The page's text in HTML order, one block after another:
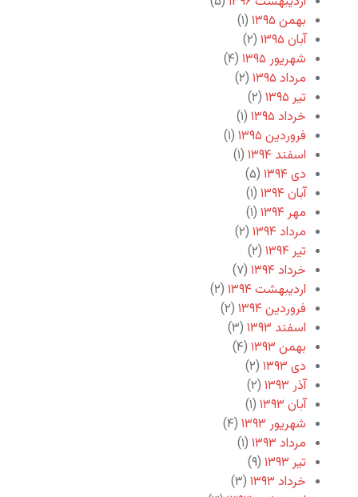
بهمن ۱۳۹۵
(۱)
آبان ۱۳۹۵
(۲)
شهریور ۱۳۹۵
(۴)
مرداد ۱۳۹۵
(۲)
تیر ۱۳۹۵
(۲)
خرداد ۱۳۹۵
(۱)
فروردین ۱۳۹۵
(۱)
اسفند ۱۳۹۴
(۱)
دی ۱۳۹۴
(۵)
آبان ۱۳۹۴
(۱)
مهر ۱۳۹۴
(۱)
مرداد ۱۳۹۴
(۲)
تیر ۱۳۹۴
(۲)
خرداد ۱۳۹۴
(۷)
اردیبهشت ۱۳۹۴
(۲)
فروردین ۱۳۹۴
(۲)
اسفند ۱۳۹۳
(۳)
بهمن ۱۳۹۳
(۴)
دی ۱۳۹۳
(۲)
آذر ۱۳۹۳
(۲)
آبان ۱۳۹۳
(۱)
شهریور ۱۳۹۳
(۴)
مرداد ۱۳۹۳
(۱)
تیر ۱۳۹۳
(۹)
خرداد ۱۳۹۳
(۳)